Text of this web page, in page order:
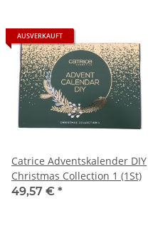
AUSVERKAUFT
Catrice Adventskalender DIY
Christmas Collection 1 (1St)
49,57 € *